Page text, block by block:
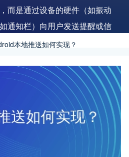
而是通过设备的硬件（如振动
通知栏）向用户发送提醒或信
本地推送如何实现？